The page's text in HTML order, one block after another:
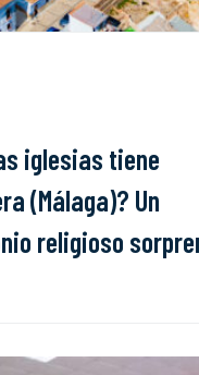
iglesias tiene
(Málaga)? Un
religioso